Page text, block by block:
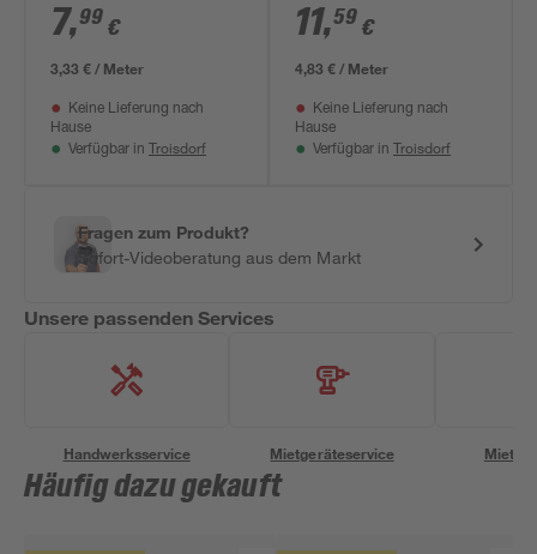
7,99 €
3,33 € / Meter
Keine Lieferung nach
Hause
Verfügbar in Troisdorf
11,59 €
4,83 € / Meter
Keine Lieferung nach
Hause
Verfügbar in Troisdorf
Fragen zum Produkt?
Sofort-Videoberatung aus dem Markt
Unsere passenden Services
Handwerksservice Mietgeräteservice
Häufig dazu gekauft